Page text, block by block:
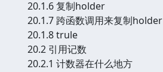
20.1.6 复制holder
20.1.7 跨函数调用来复制holder
20.1.8 trule
20.2 引用记数
20.2.1 计数器在什么地方